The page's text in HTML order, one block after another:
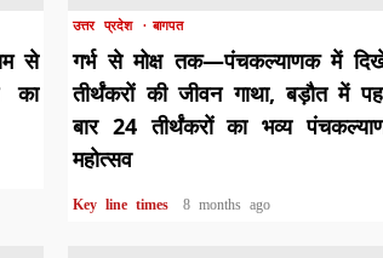
से
का
उत्तर प्रदेश बागपत
गर्भ से मोक्ष तक—पंचकल्याणक में
तीर्थंकरों की जीवन गाथा, बड़ौत में
बार 24 तीर्थंकरों का भव्य
महोत्सव
Key line times 8 months ago